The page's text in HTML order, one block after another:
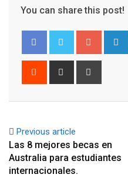
You can share this post!
Google+
Reddit
Share
Previous article
Las 8 mejores becas en
Australia para estudiantes
internacionales.